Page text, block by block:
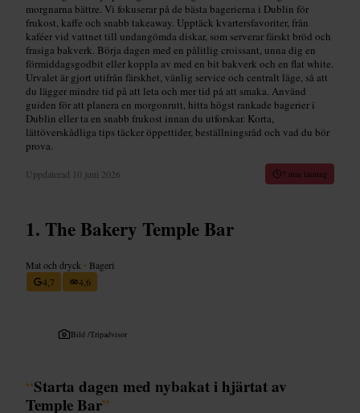
morgnarna bättre. Vi fokuserar på de bästa bagerierna i Dublin för
frukost, kaffe och snabb takeaway. Upptäck kvartersfavoriter, från
kaféer vid vattnet till undangömda diskar, som serverar färskt bröd och
frasiga bakverk. Börja dagen med en pålitlig croissant, unna dig en
förmiddagsgodbit eller koppla av med en bit bakverk och en flat white.
Urvalet är gjort utifrån färskhet, vänlig service och centralt läge, så att
du lägger mindre tid på att leta och mer tid på att smaka. Använd
guiden för att planera en morgonrutt, hitta högst rankade bagerier i
Dublin eller ta en snabb frukost innan du utforskar. Korta,
lättöverskådliga tips täcker öppettider, beställningsråd och vad du bör
prova.
Uppdaterad 10 juni 2026 7 min läsning
The Bakery Temple Bar
Mat och dryck • Bageri
4,7
4,6
Bild /Tripadvisor
“Starta dagen med nybakat i hjärtat av
Temple Bar”